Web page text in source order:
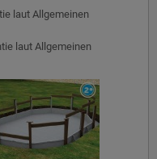
laut Allgemeinen
laut Allgemeinen